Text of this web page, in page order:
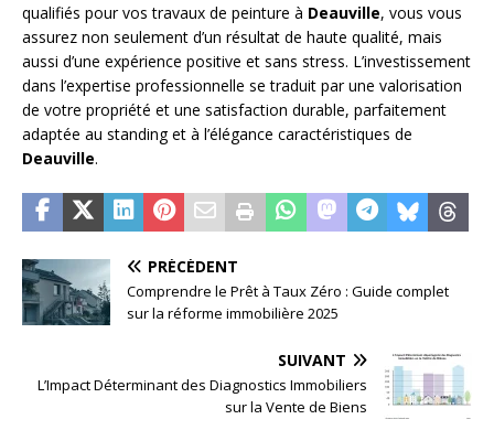
qualifiés pour vos travaux de peinture à Deauville, vous vous
assurez non seulement d’un résultat de haute qualité, mais
aussi d’une expérience positive et sans stress. L’investissement
dans l’expertise professionnelle se traduit par une valorisation
de votre propriété et une satisfaction durable, parfaitement
adaptée au standing et à l’élégance caractéristiques de
Deauville.
PRÉCÉDENT
Comprendre le Prêt à Taux Zéro : Guide complet
sur la réforme immobilière 2025
SUIVANT
L’Impact Déterminant des Diagnostics Immobiliers
sur la Vente de Biens